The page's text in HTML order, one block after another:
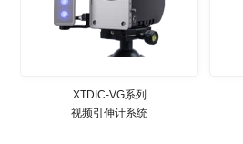
XTDIC-VG系列
视频引伸计系统